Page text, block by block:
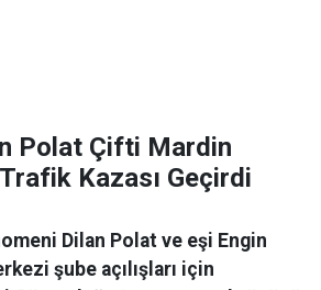
Polat Çifti Mardin
Kazası Geçirdi
Dilan Polat ve eşi Engin
şube açılışları için